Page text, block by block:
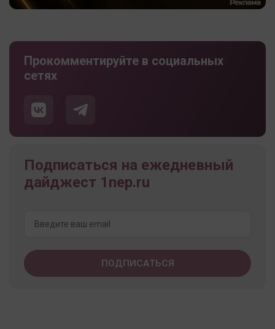
Прокомментируйте в социальных
сетях
Подписаться на ежедневный
дайджест 1nep.ru